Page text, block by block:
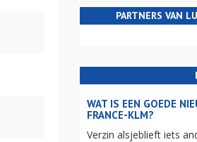
PARTNERS VAN
WAT IS EEN GOEDE
FRANCE-KLM?
Verzin alsjeblieft iets